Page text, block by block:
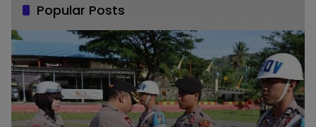
Popular Posts